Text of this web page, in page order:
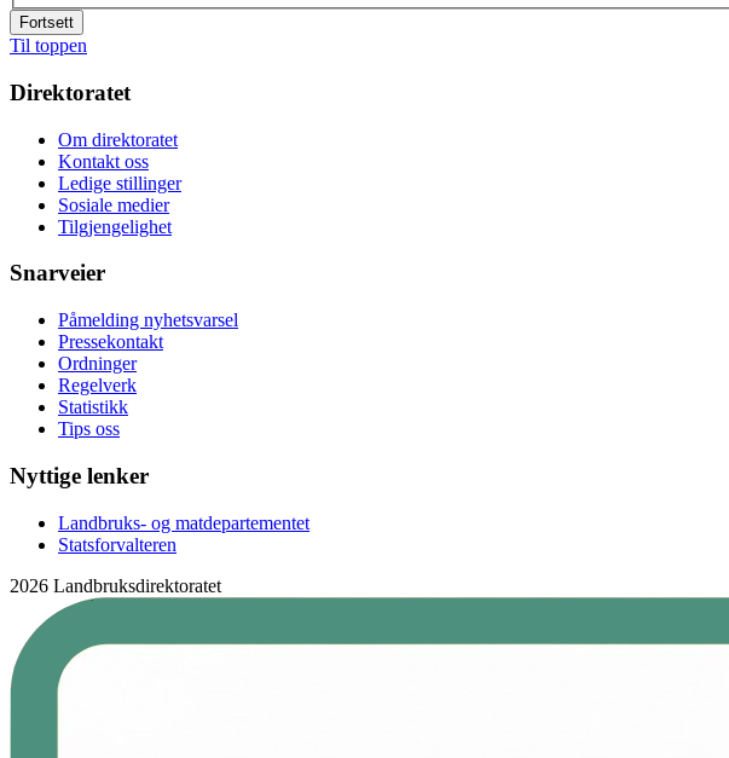
Fortsett
Til toppen
Direktoratet
Om direktoratet
Kontakt oss
Ledige stillinger
Sosiale medier
Tilgjengelighet
Snarveier
Påmelding nyhetsvarsel
Pressekontakt
Ordninger
Regelverk
Statistikk
Tips oss
Nyttige lenker
Landbruks- og matdepartementet
Statsforvalteren
2026 Landbruksdirektoratet